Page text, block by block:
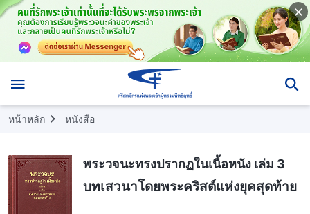
หน้าหลัก หนังสือ
พระวจนะทรงปรากฏในเนื้อหนัง เล่ม 3
บทเสวนาโดยพระคริสต์แห่งยุคสุดท้าย